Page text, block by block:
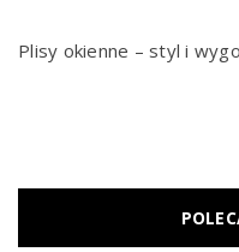
Plisy okienne – styl i